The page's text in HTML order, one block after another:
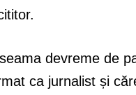
devreme de
ca jurnalist și